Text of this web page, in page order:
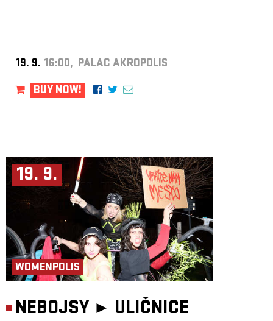
19. 9. 16:00, PALAC AKROPOLIS
BUY NOW!
19. 9.
WOMENPOLIS
NEBOJSY ► ULIČNICE